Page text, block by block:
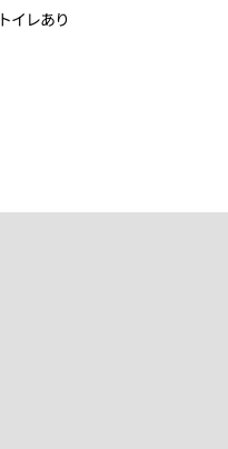
トイレあり